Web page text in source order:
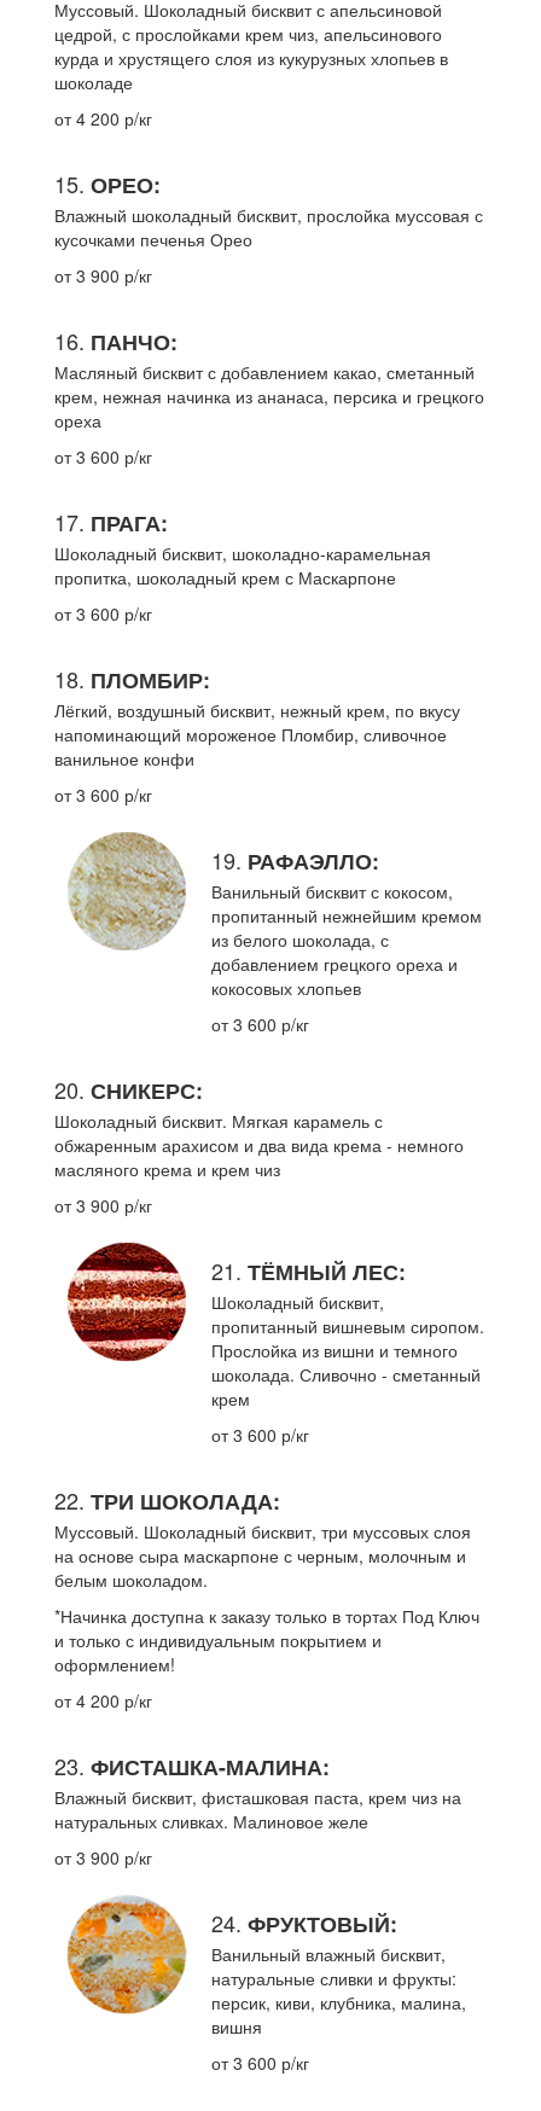
Муссовый. Шоколадный бисквит с апельсиновой
цедрой, с прослойками крем чиз, апельсинового
курда и хрустящего слоя из кукурузных хлопьев в
шоколаде
от 4 200 р/кг
15. ОРЕО:
Влажный шоколадный бисквит, прослойка муссовая с
кусочками печенья Орео
от 3 900 р/кг
16. ПАНЧО:
Масляный бисквит с добавлением какао, сметанный
крем, нежная начинка из ананаса, персика и грецкого
ореха
от 3 600 р/кг
17. ПРАГА:
Шоколадный бисквит, шоколадно-карамельная
пропитка, шоколадный крем с Маскарпоне
от 3 600 р/кг
18. ПЛОМБИР:
Лёгкий, воздушный бисквит, нежный крем, по вкусу
напоминающий мороженое Пломбир, сливочное
ванильное конфи
от 3 600 р/кг
19. РАФАЭЛЛО:
Ванильный бисквит с кокосом,
пропитанный нежнейшим кремом
из белого шоколада, с
добавлением грецкого ореха и
кокосовых хлопьев
от 3 600 р/кг
20. СНИКЕРС:
Шоколадный бисквит. Мягкая карамель с
обжаренным арахисом и два вида крема - немного
масляного крема и крем чиз
от 3 900 р/кг
21. ТЁМНЫЙ ЛЕС:
Шоколадный бисквит,
пропитанный вишневым сиропом.
Прослойка из вишни и темного
шоколада. Сливочно - сметанный
крем
от 3 600 р/кг
22. ТРИ ШОКОЛАДА:
Муссовый. Шоколадный бисквит, три муссовых слоя
на основе сыра маскарпоне с черным, молочным и
белым шоколадом.
*Начинка доступна к заказу только в тортах Под Ключ
и только с индивидуальным покрытием и
оформлением!
от 4 200 р/кг
23. ФИСТАШКА-МАЛИНА:
Влажный бисквит, фисташковая паста, крем чиз на
натуральных сливках. Малиновое желе
от 3 900 р/кг
24. ФРУКТОВЫЙ:
Ванильный влажный бисквит,
натуральные сливки и фрукты:
персик, киви, клубника, малина,
вишня
от 3 600 р/кг